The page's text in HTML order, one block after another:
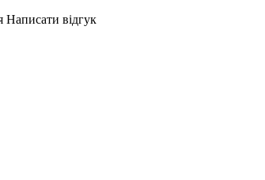
Написати відгук